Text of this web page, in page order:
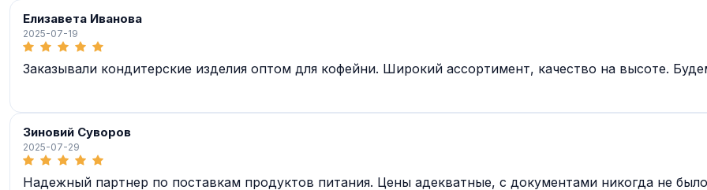
Елизавета Иванова
2025-07-19
Заказывали кондитерские изделия оптом для кофейни. Широкий ассортимент, качество на высоте.
Зиновий Суворов
2025-07-29
Надежный партнер по поставкам продуктов питания. Цены адекватные, с документами никогда не